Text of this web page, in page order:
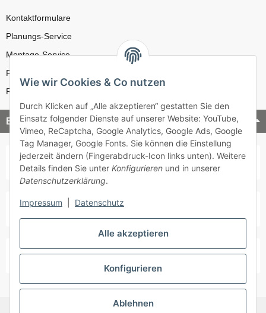
Kontaktformulare
Planungs-Service
Montage-Service
Reparatur-Service
Retouren-Service
Bezahlung & Versand
Alle akzeptieren
Konfigurieren
Ablehnen
Wie wir Cookies & Co nutzen
Durch Klicken auf „Alle akzeptieren“ gestatten Sie den
Einsatz folgender Dienste auf unserer Website: YouTube,
Vimeo, ReCaptcha, Google Analytics, Google Ads, Google
Tag Manager, Google Fonts. Sie können die Einstellung
jederzeit ändern (Fingerabdruck-Icon links unten). Weitere
Details finden Sie unter Konfigurieren und in unserer
Datenschutzerklärung.
Impressum Datenschutz